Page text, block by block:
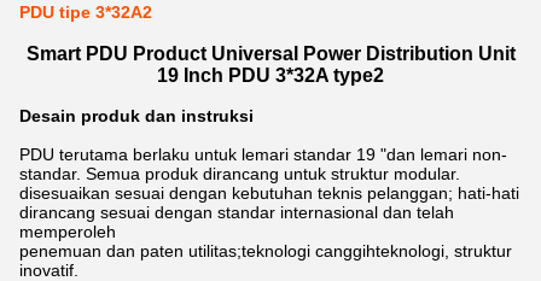
PDU tipe 3*32A2
Smart PDU Product Universal Power Distribution Unit
19 Inch PDU 3*32A type2
Desain produk dan instruksi
PDU terutama berlaku untuk lemari standar 19 "dan lemari non-
standar. Semua produk dirancang untuk struktur modular.
disesuaikan sesuai dengan kebutuhan teknis pelanggan; hati-hati
dirancang sesuai dengan standar internasional dan telah
memperoleh
penemuan dan paten utilitas;teknologi canggihteknologi, struktur
inovatif.